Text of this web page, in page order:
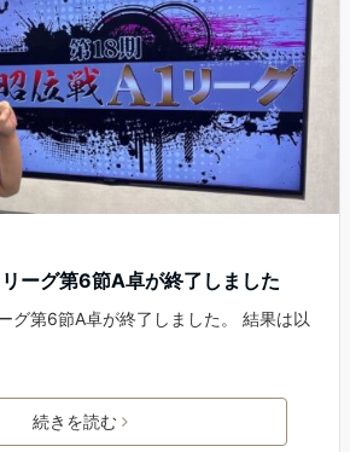
ーグ第6節A卓が終了しました
グ第6節A卓が終了しました。 結果は以
続きを読む